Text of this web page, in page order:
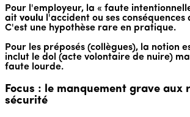
Pour l'employeur, la « faute
ait voulu l'accident ou ses
C'est une hypothèse rare en pratique.
Pour les préposés (collègues), la notion
inclut le dol (acte volontaire de nuire)
faute lourde.
Focus : le manquement grave aux
sécurité